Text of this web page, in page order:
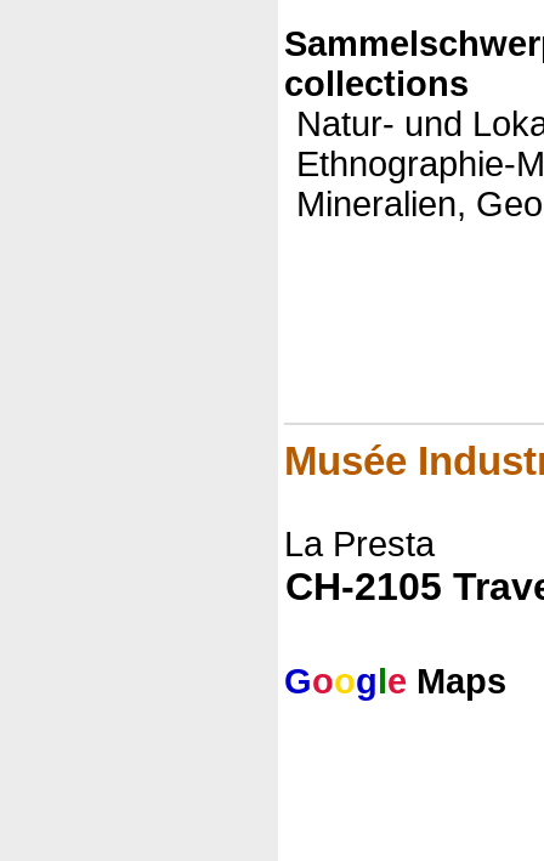
collections
Natur- und
Ethnographie-
Mineralien,
Musée
La Presta
CH-2105
Google Maps